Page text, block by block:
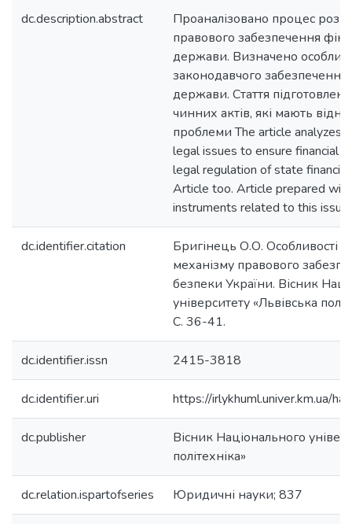
dc.description.abstract
Проаналізовано процес
правового забезпечення
держави. Визначено
законодавчого забезпечення
держави. Стаття
чинних актів, які мають
проблеми The article analyzes
legal issues to ensure financial
legal regulation of state
Article too. Article prepared
instruments related to this issue
dc.identifier.citation
Бригінець О.О. Особливості
механізму правового
безпеки України. Вісник
університету «Львівська
С. 36-41.
dc.identifier.issn 2415-3818
dc.identifier.uri https://irlykhuml.univer.km.ua/
dc.publisher
Вісник Національного
політехніка»
dc.relation.ispartofseries Юридичні науки; 837